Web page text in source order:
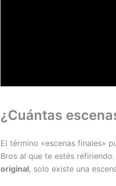
¿Cuántas
El término «escenas finales»
Bros al que te estés
original, solo existe una